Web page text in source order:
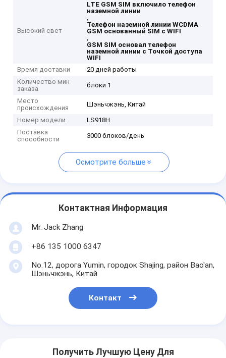
Высокий свет
LTE GSM SIM включило телефон
наземной линии
,
Телефон наземной линии WCDMA
GSM основанный SIM с WIFI
,
GSM SIM основал телефон
наземной линии с Точкой доступа
WIFI
Время доставки
20 дней работы
Количество мин
заказа
блоки 1
Место
происхождения
Шэньчжэнь, Китай
Номер модели
LS918H
Поставка
способности
3000 блоков/день
Осмотрите больше
Контактная Информация
Mr. Jack Zhang
+86 135 1000 6347
No.12, дорога Yumin, городок Shajing, район Bao'an,
Шэньчжэнь, Китай
Контакт
Получить Лучшую Цену Для